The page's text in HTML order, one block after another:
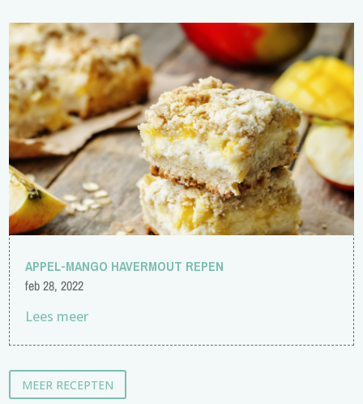
APPEL-MANGO HAVERMOUT REPEN
feb 28, 2022
Lees meer
MEER RECEPTEN